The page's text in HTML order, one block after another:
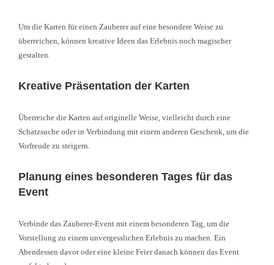
Um die Karten für einen Zauberer auf eine besondere Weise zu
überreichen, können kreative Ideen das Erlebnis noch magischer
gestalten.
Kreative Präsentation der Karten
Überreiche die Karten auf originelle Weise, vielleicht durch eine
Schatzsuche oder in Verbindung mit einem anderen Geschenk, um die
Vorfreude zu steigern.
Planung eines besonderen Tages für das
Event
Verbinde das Zauberer-Event mit einem besonderen Tag, um die
Vorstellung zu einem unvergesslichen Erlebnis zu machen. Ein
Abendessen davor oder eine kleine Feier danach können das Event